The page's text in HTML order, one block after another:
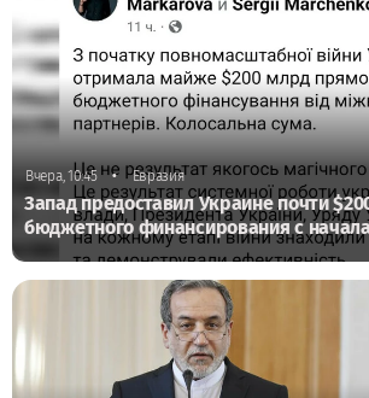
Вчера, 10:45 • Евразия
Запад предоставил Украине почти
бюджетного финансирования с